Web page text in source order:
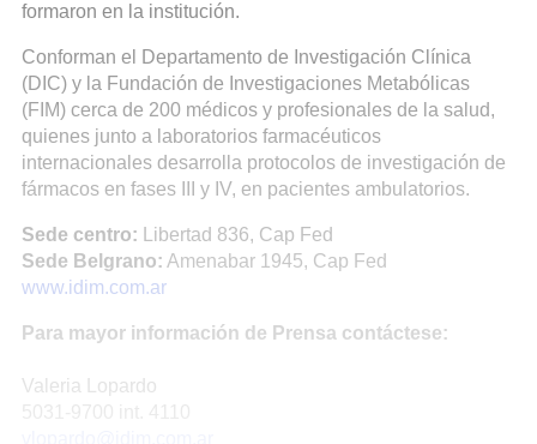
formaron en la institución.
Conforman el Departamento de Investigación Clínica
(DIC) y la Fundación de Investigaciones Metabólicas
(FIM) cerca de 200 médicos y profesionales de la salud,
quienes junto a laboratorios farmacéuticos
internacionales desarrolla protocolos de investigación de
fármacos en fases III y IV, en pacientes ambulatorios.
Sede centro: Libertad 836, Cap Fed
Sede Belgrano: Amenabar 1945, Cap Fed
www.idim.com.ar
Para mayor información de Prensa contáctese:
Valeria Lopardo